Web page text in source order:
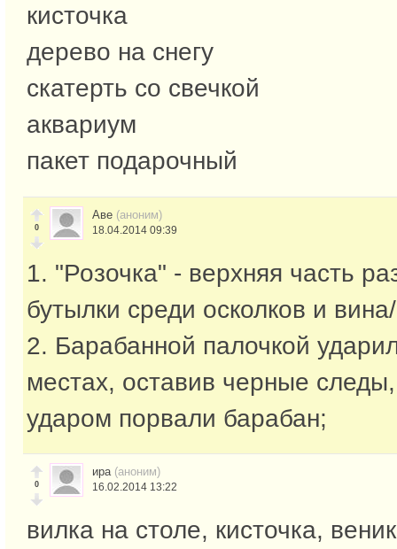
кисточка
дерево на снегу
скатерть со свечкой
аквариум
пакет подарочный
0
Аве (аноним)
18.04.2014 09:39
1. "Розочка" - верхняя часть
бутылки среди осколков и
2. Барабанной палочкой
местах, оставив черные
ударом порвали барабан;
0
ира (аноним)
16.02.2014 13:22
вилка на столе, кисточка,